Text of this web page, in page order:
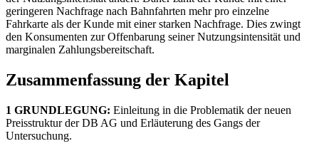
geringeren Nachfrage nach Bahnfahrten mehr pro einzelne
Fahrkarte als der Kunde mit einer starken Nachfrage. Dies zwingt
den Konsumenten zur Offenbarung seiner Nutzungsintensität und
marginalen Zahlungsbereitschaft.
Zusammenfassung der Kapitel
1 GRUNDLEGUNG: Einleitung in die Problematik der neuen
Preisstruktur der DB AG und Erläuterung des Gangs der
Untersuchung.